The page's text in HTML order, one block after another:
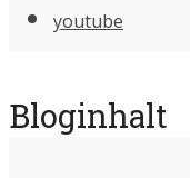
youtube
Bloginhalt